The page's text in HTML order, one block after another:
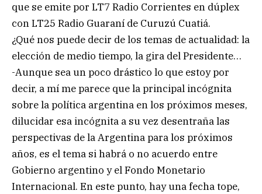
que se emite por LT7 Radio Corrientes en dúplex
con LT25 Radio Guaraní de Curuzú Cuatiá.
¿Qué nos puede decir de los temas de actualidad: la
elección de medio tiempo, la gira del Presidente…
-Aunque sea un poco drástico lo que estoy por
decir, a mí me parece que la principal incógnita
sobre la política argentina en los próximos meses,
dilucidar esa incógnita a su vez desentraña las
perspectivas de la Argentina para los próximos
años, es el tema si habrá o no acuerdo entre
Gobierno argentino y el Fondo Monetario
Internacional. En este punto, hay una fecha tope,